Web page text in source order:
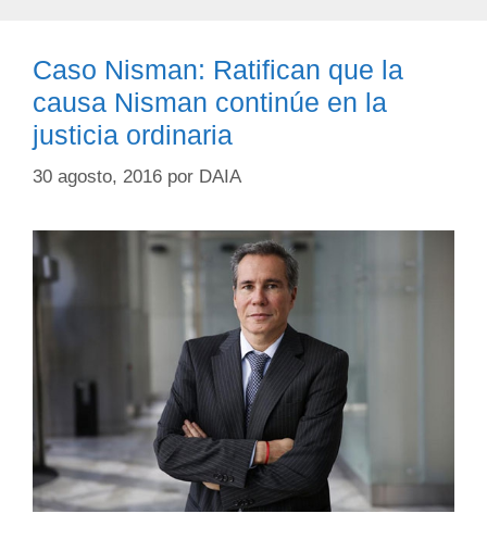
Caso Nisman: Ratifican que la
causa Nisman continúe en la
justicia ordinaria
30 agosto, 2016 por DAIA